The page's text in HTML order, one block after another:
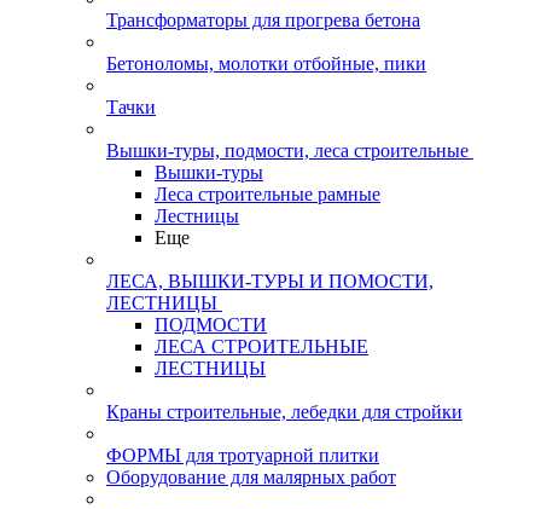
Трансформаторы для прогрева бетона
Бетоноломы, молотки отбойные, пики
Тачки
Вышки-туры, подмости, леса строительные
Вышки-туры
Леса строительные рамные
Лестницы
Еще
ЛЕСА, ВЫШКИ-ТУРЫ И ПОМОСТИ,
ЛЕСТНИЦЫ
ПОДМОСТИ
ЛЕСА СТРОИТЕЛЬНЫЕ
ЛЕСТНИЦЫ
Краны строительные, лебедки для стройки
ФОРМЫ для тротуарной плитки
Оборудование для малярных работ